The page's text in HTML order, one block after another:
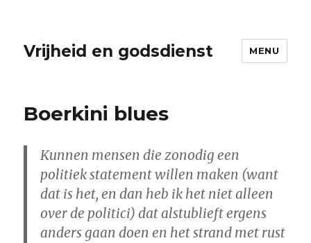
Vrijheid en godsdienst MENU
Boerkini blues
Kunnen mensen die zonodig een
politiek statement willen maken (want
dat is het, en dan heb ik het niet alleen
over de politici) dat alstublieft ergens
anders gaan doen en het strand met rust